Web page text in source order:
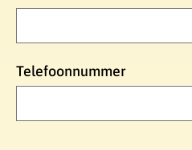
Telefoonnummer